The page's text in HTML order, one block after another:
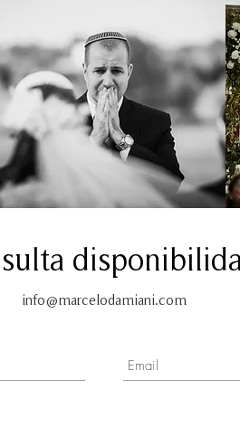
info@marcelodamiani.com